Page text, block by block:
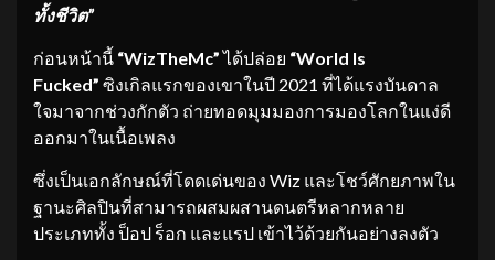
ทั้งชีวิต”
ก่อนหน้านี้ “WizTheMc”ได้ปล่อย “World Is
Fucked” ซิงเกิลแรกของเขาในปี 2021 ที่ได้แรงบันดาล
ใจมาจากช่วงกักตัว ถ่ายทอดมุมมองการมองโลกในแง่ดี
ออกมาในเนื้อเพลง
ซึ่งเป็นเอกลักษณ์ที่โดดเด่นของ Wiz และโชว์ศักยภาพใน
ฐานะศิลปินที่สามารถผสมผสานดนตรีหลากหลาย
ประเภททั้ง ป็อป ร็อก และแรป เข้าไว้ด้วยกันอย่างลงตัว